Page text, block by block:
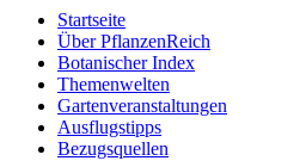
Startseite
Über PflanzenReich
Botanischer Index
Themenwelten
Gartenveranstaltungen
Ausflugstipps
Bezugsquellen